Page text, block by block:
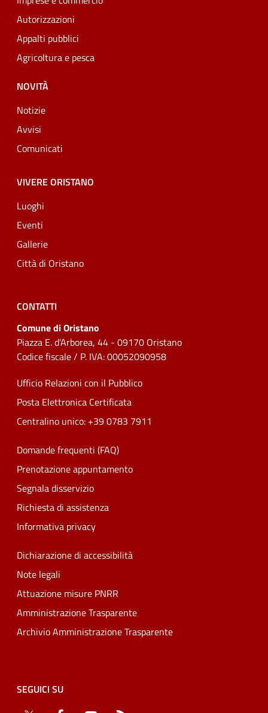
Autorizzazioni
Appalti pubblici
Agricoltura e pesca
NOVITÀ
Notizie
Avvisi
Comunicati
VIVERE ORISTANO
Luoghi
Eventi
Gallerie
Città di Oristano
CONTATTI
Comune di Oristano
Piazza E. d'Arborea, 44 - 09170 Oristano
Codice fiscale / P. IVA: 00052090958
Ufficio Relazioni con il Pubblico
Posta Elettronica Certificata
Centralino unico: +39 0783 7911
Domande frequenti (FAQ)
Prenotazione appuntamento
Segnala disservizio
Richiesta di assistenza
Informativa privacy
Dichiarazione di accessibilità
Note legali
Attuazione misure PNRR
Amministrazione Trasparente
Archivio Amministrazione Trasparente
SEGUICI SU